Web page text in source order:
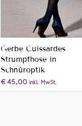
Gerbe Cuissardes
Strumpfhose in
Schnüroptik
€ 45,00 inkl. MwSt.